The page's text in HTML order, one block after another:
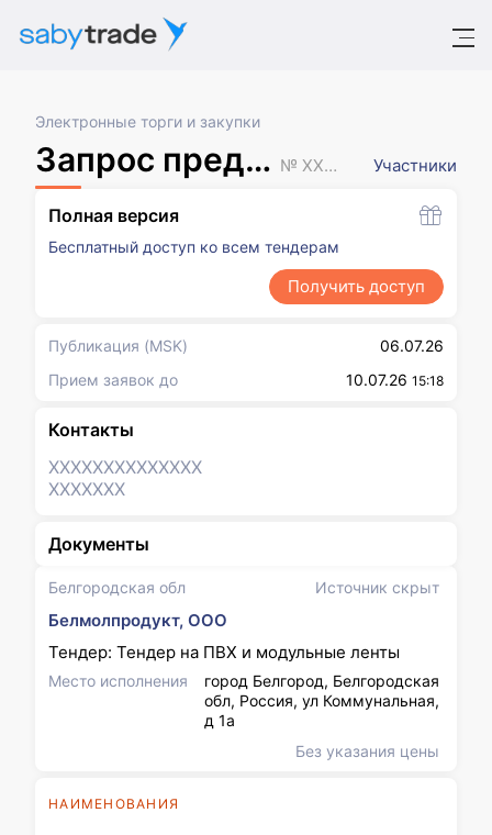
Электронные торги и закупки
Запрос предложений № XXXXXXX Участники
Белгородская обл Источник скрыт
Белмолпродукт, ООО
Тендер: Тендер на ПВХ и модульные ленты
Место исполнения
город Белгород, Белгородская
обл, Россия, ул Коммунальная,
д 1а
Без указания цены
НАИМЕНОВАНИЯ
Полная версия
Бесплатный доступ ко всем тендерам
Получить доступ
Публикация (MSK)
06.07.26
Прием заявок до
10.07.26 15:18
Контакты
XXXXXXXXXXXXXX
XXXXXXX
Документы